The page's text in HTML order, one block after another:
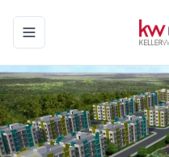
Toggle navigation menu